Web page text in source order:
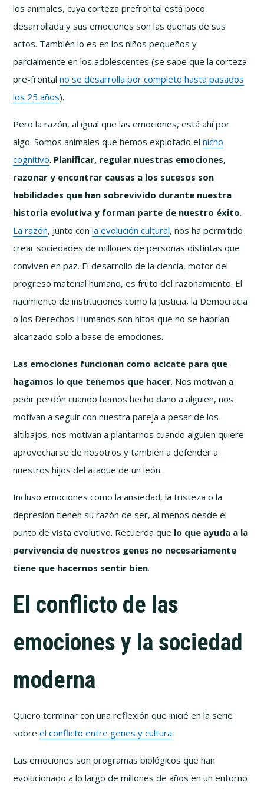
los animales, cuya corteza prefrontal está poco
desarrollada y sus emociones son las dueñas de sus
actos. También lo es en los niños pequeños y
parcialmente en los adolescentes (se sabe que la corteza
pre-frontalno se desarrolla por completo hasta pasados
los 25 años).
Pero la razón, al igual que las emociones, está ahí por
algo. Somos animales que hemos explotado elnicho
cognitivo. Planificar, regular nuestras emociones,
razonar y encontrar causas a los sucesos son
habilidades que han sobrevivido durante nuestra
historia evolutiva y forman parte de nuestro éxito.
La razón, junto conla evolución cultural, nos ha permitido
crear sociedades de millones de personas distintas que
conviven en paz. El desarrollo de la ciencia, motor del
progreso material humano, es fruto del razonamiento. El
nacimiento de instituciones como la Justicia, la Democracia
o los Derechos Humanos son hitos que no se habrían
alcanzado solo a base de emociones.
Las emociones funcionan como acicate para que
hagamos lo que tenemos que hacer. Nos motivan a
pedir perdón cuando hemos hecho daño a alguien, nos
motivan a seguir con nuestra pareja a pesar de los
altibajos, nos motivan a plantarnos cuando alguien quiere
aprovecharse de nosotros y también a defender a
nuestros hijos del ataque de un león.
Incluso emociones como la ansiedad, la tristeza o la
depresión tienen su razón de ser, al menos desde el
punto de vista evolutivo. Recuerda que lo que ayuda a la
pervivencia de nuestros genes no necesariamente
tiene que hacernos sentir bien.
El conflicto de las
emociones y la sociedad
moderna
Quiero terminar con una reflexión que inicié en la serie
sobreel conflicto entre genes y cultura.
Las emociones son programas biológicos que han
evolucionado a lo largo de millones de años en un entorno